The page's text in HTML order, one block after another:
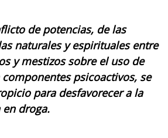
de potencias, de las
naturales y espirituales entre
y mestizos sobre el uso de
psicoactivos, se
para desfavorecer a la
droga.